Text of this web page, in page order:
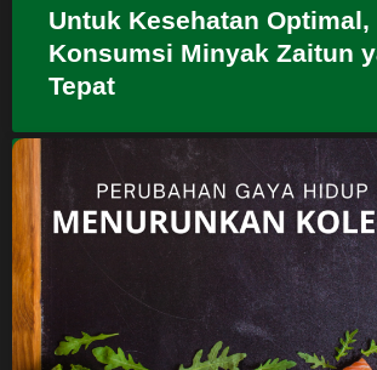
Untuk Kesehatan Optimal,
Konsumsi Minyak Zaitun
Tepat